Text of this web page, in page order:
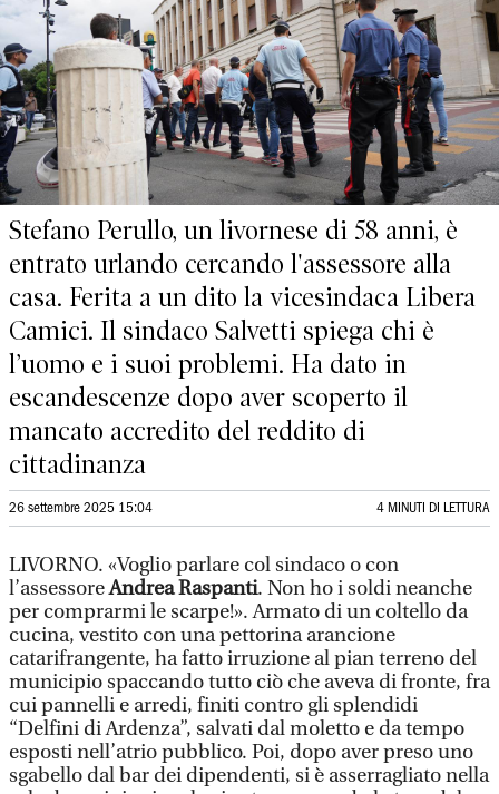
Stefano Perullo, un livornese di 58 anni, è
entrato urlando cercando l'assessore alla
casa. Ferita a un dito la vicesindaca Libera
Camici. Il sindaco Salvetti spiega chi è
l’uomo e i suoi problemi. Ha dato in
escandescenze dopo aver scoperto il
mancato accredito del reddito di
cittadinanza
26 settembre 2025 15:04 4 MINUTI DI LETTURA
LIVORNO. «Voglio parlare col sindaco o con
l’assessoreAndrea Raspanti. Non ho i soldi neanche
per comprarmi le scarpe!». Armato di un coltello da
cucina, vestito con una pettorina arancione
catarifrangente, ha fatto irruzione al pian terreno del
municipio spaccando tutto ciò che aveva di fronte, fra
cui pannelli e arredi, finiti contro gli splendidi
“Delfini di Ardenza”, salvati dal moletto e da tempo
esposti nell’atrio pubblico. Poi, dopo aver preso uno
sgabello dal bar dei dipendenti, si è asserragliato nella